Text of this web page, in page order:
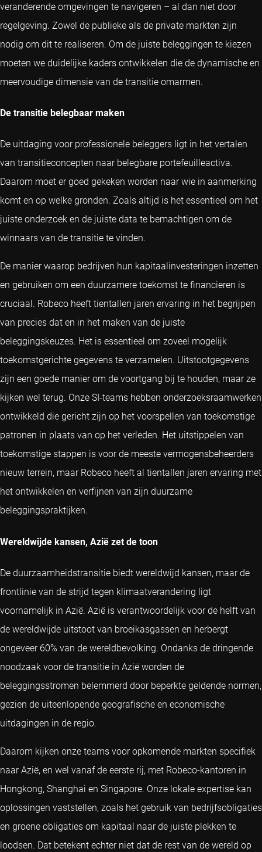
veranderende omgevingen te navigeren – al dan niet door
regelgeving. Zowel de publieke als de private markten zijn
nodig om dit te realiseren. Om de juiste beleggingen te kiezen
moeten we duidelijke kaders ontwikkelen die de dynamische en
meervoudige dimensie van de transitie omarmen.
De transitie belegbaar maken
De uitdaging voor professionele beleggers ligt in het vertalen
van transitieconcepten naar belegbare portefeuilleactiva.
Daarom moet er goed gekeken worden naar wie in aanmerking
komt en op welke gronden. Zoals altijd is het essentieel om het
juiste onderzoek en de juiste data te bemachtigen om de
winnaars van de transitie te vinden.
De manier waarop bedrijven hun kapitaalinvesteringen inzetten
en gebruiken om een duurzamere toekomst te financieren is
cruciaal. Robeco heeft tientallen jaren ervaring in het begrijpen
van precies dat en in het maken van de juiste
beleggingskeuzes. Het is essentieel om zoveel mogelijk
toekomstgerichte gegevens te verzamelen. Uitstootgegevens
zijn een goede manier om de voortgang bij te houden, maar ze
kijken wel terug. Onze SI-teams hebben onderzoeksraamwerken
ontwikkeld die gericht zijn op het voorspellen van toekomstige
patronen in plaats van op het verleden. Het uitstippelen van
toekomstige stappen is voor de meeste vermogensbeheerders
nieuw terrein, maar Robeco heeft al tientallen jaren ervaring met
het ontwikkelen en verfijnen van zijn duurzame
beleggingspraktijken.
Wereldwijde kansen, Azië zet de toon
De duurzaamheidstransitie biedt wereldwijd kansen, maar de
frontlinie van de strijd tegen klimaatverandering ligt
voornamelijk in Azië. Azië is verantwoordelijk voor de helft van
de wereldwijde uitstoot van broeikasgassen en herbergt
ongeveer 60% van de wereldbevolking. Ondanks de dringende
noodzaak voor de transitie in Azië worden de
beleggingsstromen belemmerd door beperkte geldende normen,
gezien de uiteenlopende geografische en economische
uitdagingen in de regio.
Daarom kijken onze teams voor opkomende markten specifiek
naar Azië, en wel vanaf de eerste rij, met Robeco-kantoren in
Hongkong, Shanghai en Singapore. Onze lokale expertise kan
oplossingen vaststellen, zoals het gebruik van bedrijfsobligaties
en groene obligaties om kapitaal naar de juiste plekken te
loodsen. Dat betekent echter niet dat de rest van de wereld op